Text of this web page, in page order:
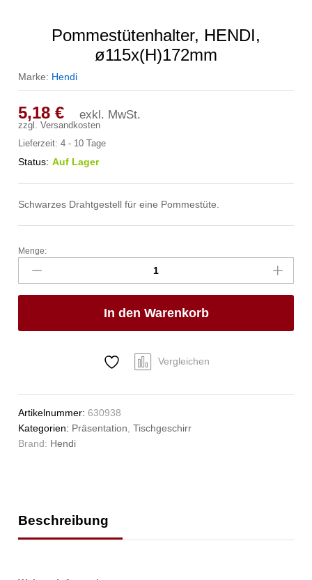
Pommestütenhalter, HENDI,
ø115x(H)172mm
Marke: Hendi
5,18€ exkl. MwSt.
zzgl.Versandkosten
Lieferzeit:4 - 10 Tage
Status: Auf Lager
Schwarzes Drahtgestell für eine Pommestüte.
Pommestütenhalter,
HENDI,
ø115x(H)172mm
Anzahl
Menge:
In den Warenkorb
Vergleichen
Artikelnummer:630938
Kategorien: Präsentation ,Tischgeschirr
Brand: Hendi
Beschreibung